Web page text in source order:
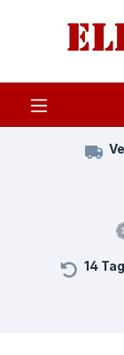
Zum Hauptinhalt
14